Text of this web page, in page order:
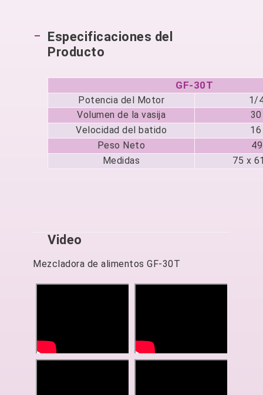
Especificaciones del
Producto
GF-30T
Potencia del Motor
1/
Volumen de la vasija
Velocidad del batido
Peso Neto
Medidas
75 x
Video
Mezcladora de alimentos GF-30T